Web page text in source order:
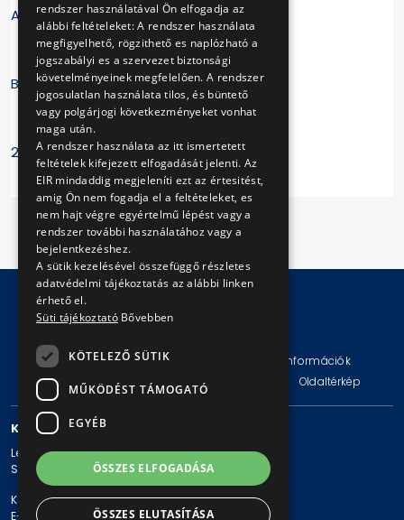
A programváltozás jogát fenntartjuk.
BKV Zrt.
2023. május 16.
Impresszum Jogi nyilatkozat
Technikai információk
Adatvédelmi politika és tájékoztatások
Oldaltérkép
KAPCSOLAT
Levelezési cím: 1980 Budapest, Pf. 11.
Székhely: 1980 Budapest, Akácfa u. 15.
Központi telefonszám: + 36 1 461-65-00
E-mail cím: bkv@bkv.hu
rendszer használatával Ön elfogadja az
alábbi feltételeket: A rendszer használata
megfigyelhető, rögzithető es naplózható a
jogszabályi es a szervezet biztonsági
követelményeinek megfelelően. A rendszer
jogosulatlan használata tilos, és büntető
vagy polgárjogi következményeket vonhat
maga után.
A rendszer használata az itt ismertetett
feltételek kifejezett elfogadását jelenti. Az
EIR mindaddig megjeleníti ezt az értesitést,
amig Ön nem fogadja el a feltételeket, es
nem hajt végre egyértelmű lépést vagy a
rendszer további használatához vagy a
bejelentkezéshez.
A sütik kezelésével összefüggő részletes
adatvédelmi tájékoztatás az alábbi linken
érhető el.
Süti tájékoztató Bővebben
KÖTELEZŐ SÜTIK
MŰKÖDÉST TÁMOGATÓ
EGYÉB
ÖSSZES ELFOGADÁSA
ÖSSZES ELUTASÍTÁSA